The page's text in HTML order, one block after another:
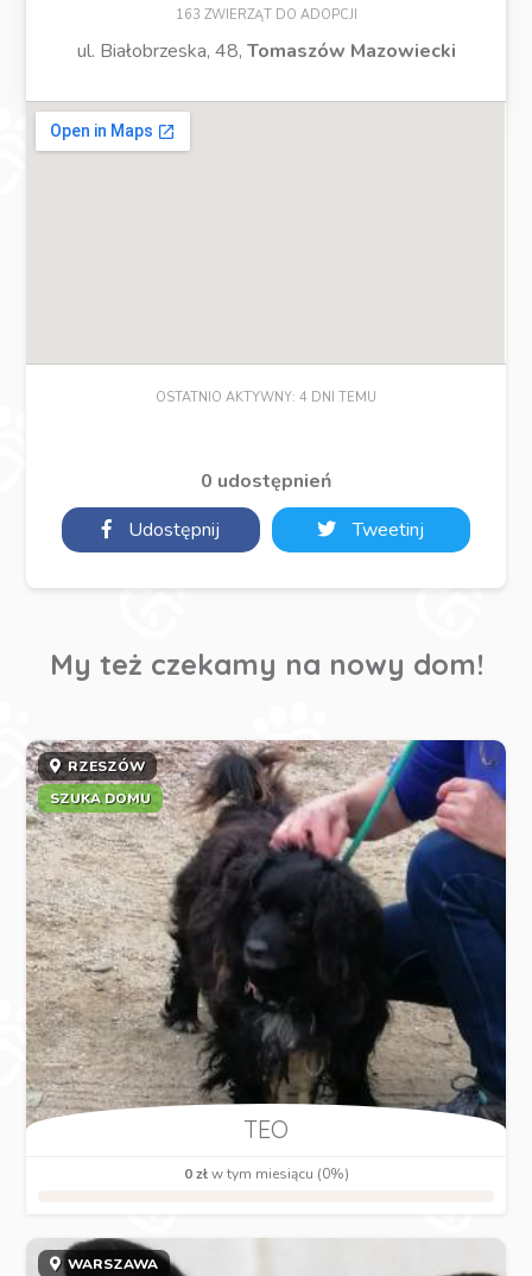
163 ZWIERZĄT DO ADOPCJI
ul. Białobrzeska, 48, Tomaszów Mazowiecki
OSTATNIO AKTYWNY: 4 DNI TEMU
0 udostępnień
Udostępnij
Tweetinj
My też czekamy na nowy dom!
RZESZÓW
SZUKA DOMU
TEO
0 złw tym miesiącu (0%)
WARSZAWA